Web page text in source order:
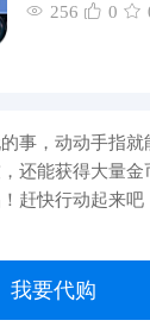
256 0
事，动动手指就
还能获得大量金
赶快行动起来吧
我要代购